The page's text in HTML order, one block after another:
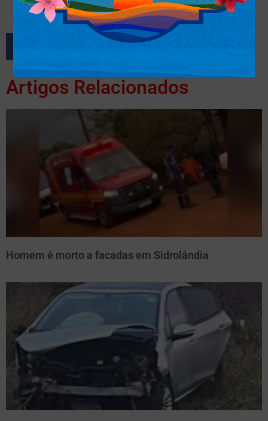
Artigos Relacionados
Homem é morto a facadas em Sidrolândia